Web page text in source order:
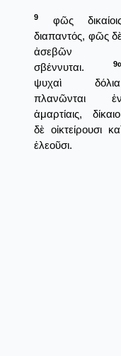
9
φῶς
διαπαντός, φῶς
ἀσεβῶν
σβέννυται.
ψυχαὶ
πλανῶνται ἐν
ἁμαρτίαις,
δὲ οἰκτείρουσι
ἐλεοῦσι.